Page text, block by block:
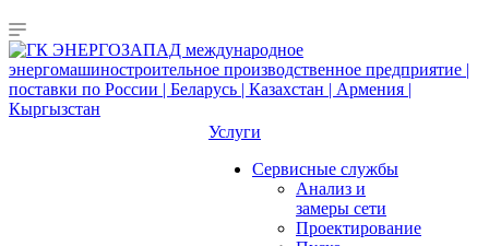
Услуги
Сервисные службы
Анализ и
замеры сети
Проектирование